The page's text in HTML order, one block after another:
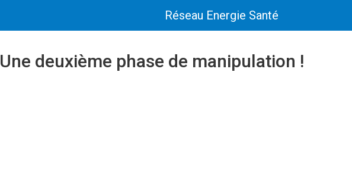
Réseau Energie Santé
Une deuxième phase de manipulation !